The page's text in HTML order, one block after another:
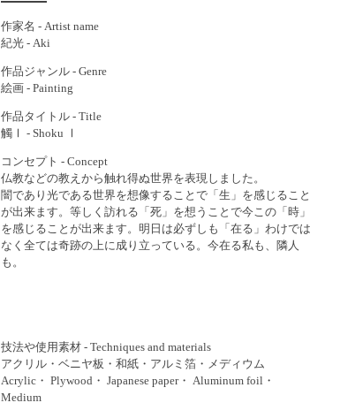
作家名 - Artist name
紀光 - Aki
作品ジャンル - Genre
絵画 - Painting
作品タイトル - Title
觸Ⅰ - Shoku Ⅰ
コンセプト - Concept
仏教などの教えから触れ得ぬ世界を表現しました。
闇であり光である世界を想像することで「生」を感じること
が出来ます。等しく訪れる「死」を想うことで今この「時」
を感じることが出来ます。明日は必ずしも「在る」わけでは
なく全ては奇跡の上に成り立っている。今在る私も、隣人
も。
技法や使用素材 - Techniques and materials
アクリル・ベニヤ板・和紙・アルミ箔・メディウム
Acrylic・ Plywood・ Japanese paper・ Aluminum foil・
Medium